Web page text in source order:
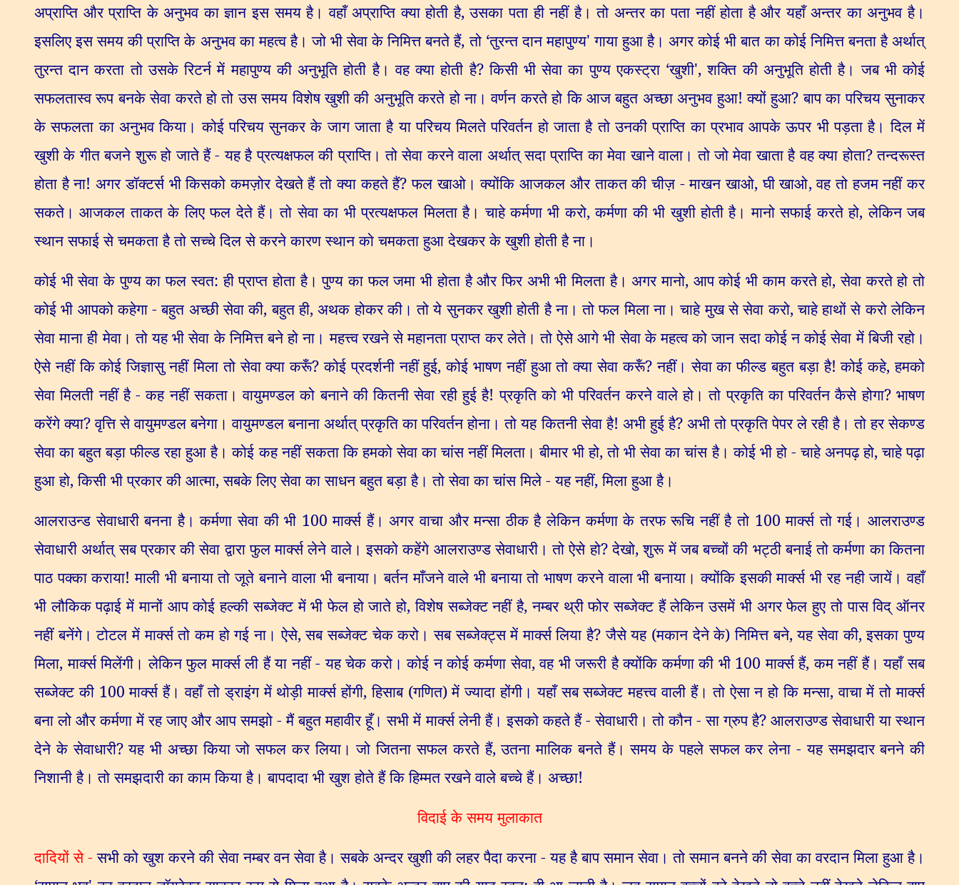
अप्राप्ति और प्राप्ति के अनुभव का ज्ञान इस समय है। वहाँ अप्राप्ति क्या होती है,उसका पता ही नहीं है। तो अन्तर का पता नहीं होता है और यहाँ अन्तर का अनुभव है।
इसलिए इस समय की प्राप्ति के अनुभव का महत्व है। जो भी सेवा के निमित्त बनते हैं,तो ‘तुरन्त दान महापुण्य'गाया हुआ है। अगर कोई भी बात का कोई निमित्त बनता है अर्थात्
तुरन्त दान करता तो उसके रिटर्न में महापुण्य की अनुभूति होती है। वह क्या होती है?किसी भी सेवा का पुण्य एकस्ट्रा ‘खुशी',शक्ति की अनुभूति होती है। जब भी कोई
सफलतास्व रूप बनके सेवा करते हो तो उस समय विशेष खुशी की अनुभूति करते हो ना। वर्णन करते हो कि आज बहुत अच्छा अनुभव हुआ! क्यों हुआ?बाप का परिचय सुनाकर
के सफलता का अनुभव किया। कोई परिचय सुनकर के जाग जाता है या परिचय मिलते परिवर्तन हो जाता है तो उनकी प्राप्ति का प्रभाव आपके ऊपर भी पड़ता है। दिल में
खुशी के गीत बजने शुरू हो जाते हैं - यह है प्रत्यक्षफल की प्राप्ति। तो सेवा करने वाला अर्थात् सदा प्राप्ति का मेवा खाने वाला। तो जो मेवा खाता है वह क्या होता?तन्दरूस्त
होता है ना! अगर डॉक्टर्स भी किसको कमज़ोर देखते हैं तो क्या कहते हैं?फल खाओ। क्योंकि आजकल और ताकत की चीज़ - माखन खाओ,घी खाओ,वह तो हजम नहीं कर
सकते। आजकल ताकत के लिए फल देते हैं। तो सेवा का भी प्रत्यक्षफल मिलता है। चाहे कर्मणा भी करो,कर्मणा की भी खुशी होती है। मानो सफाई करते हो,लेकिन जब
स्थान सफाई से चमकता है तो सच्चे दिल से करने कारण स्थान को चमकता हुआ देखकर के खुशी होती है ना।
कोई भी सेवा के पुण्य का फल स्वत: ही प्राप्त होता है। पुण्य का फल जमा भी होता है और फिर अभी भी मिलता है। अगर मानो, आप कोई भी काम करते हो,सेवा करते हो तो
कोई भी आपको कहेगा - बहुत अच्छी सेवा की,बहुत ही,अथक होकर की। तो ये सुनकर खुशी होती है ना। तो फल मिला ना। चाहे मुख से सेवा करो,चाहे हाथों से करो लेकिन
सेवा माना ही मेवा। तो यह भी सेवा के निमित्त बने हो ना। महत्त्व रखने से महानता प्राप्त कर लेते। तो ऐसे आगे भी सेवा के महत्व को जान सदा कोई न कोई सेवा में बिजी रहो।
ऐसे नहीं कि कोई जिज्ञासु नहीं मिला तो सेवा क्या करूँ?कोई प्रदर्शनी नहीं हुई,कोई भाषण नहीं हुआ तो क्या सेवा करूँ?नहीं। सेवा का फील्ड बहुत बड़ा है! कोई कहे,हमको
सेवा मिलती नहीं है - कह नहीं सकता। वायुमण्डल को बनाने की कितनी सेवा रही हुई है! प्रकृति को भी परिवर्तन करने वाले हो। तो प्रकृति का परिवर्तन कैसे होगा?भाषण
करेंगे क्या?वृत्ति से वायुमण्डल बनेगा। वायुमण्डल बनाना अर्थात् प्रकृति का परिवर्तन होना। तो यह कितनी सेवा है! अभी हुई है? अभी तो प्रकृति पेपर ले रही है। तो हर सेकण्ड
सेवा का बहुत बड़ा फील्ड रहा हुआ है। कोई कह नहीं सकता कि हमको सेवा का चांस नहीं मिलता। बीमार भी हो,तो भी सेवा का चांस है। कोई भी हो - चाहे अनपढ़ हो,चाहे पढ़ा
हुआ हो,किसी भी प्रकार की आत्मा,सबके लिए सेवा का साधन बहुत बड़ा है। तो सेवा का चांस मिले - यह नहीं,मिला हुआ है।
आलराउन्ड सेवाधारी बनना है। कर्मणा सेवा की भी 100 मार्क्स हैं। अगर वाचा और मन्सा ठीक है लेकिन कर्मणा के तरफ रूचि नहीं है तो 100 मार्क्स तो गई। आलराउण्ड
सेवाधारी अर्थात् सब प्रकार की सेवा द्वारा फुल मार्क्स लेने वाले। इसको कहेंगे आलराउण्ड सेवाधारी। तो ऐसे हो?देखो,शुरू में जब बच्चों की भट्ठी बनाई तो कर्मणा का कितना
पाठ पक्का कराया! माली भी बनाया तो जूते बनाने वाला भी बनाया। बर्तन माँजने वाले भी बनाया तो भाषण करने वाला भी बनाया। क्योंकि इसकी मार्क्स भी रह नही जायें। वहाँ
भी लौकिक पढ़ाई में मानों आप कोई हल्की सब्जेक्ट में भी फेल हो जाते हो,विशेष सब्जेक्ट नहीं है,नम्बर थ्री फोर सब्जेक्ट हैं लेकिन उसमें भी अगर फेल हुए तो पास विद् ऑनर
नहीं बनेंगे। टोटल में मार्क्स तो कम हो गई ना। ऐसे,सब सब्जेक्ट चेक करो। सब सब्जेक्ट्स में मार्क्स लिया है?जैसे यह (मकान देने के) निमित्त बने,यह सेवा की,इसका पुण्य
मिला,मार्क्स मिलेंगी। लेकिन फुल मार्क्स ली हैं या नहीं - यह चेक करो। कोई न कोई कर्मणा सेवा,वह भी जरूरी है क्योंकि कर्मणा की भी 100 मार्क्स हैं,कम नहीं हैं। यहाँ सब
सब्जेक्ट की 100 मार्क्स हैं। वहाँ तो ड्राइंग में थोड़ी मार्क्स होंगी,हिसाब (गणित) में ज्यादा होंगी। यहाँ सब सब्जेक्ट महत्त्व वाली हैं। तो ऐसा न हो कि मन्सा,वाचा में तो मार्क्स
बना लो और कर्मणा में रह जाए और आप समझो - मैं बहुत महावीर हूँ। सभी में मार्क्स लेनी हैं। इसको कहते हैं - सेवाधारी। तो कौन - सा ग्रुप है? आलराउण्ड सेवाधारी या स्थान
देने के सेवाधारी?यह भी अच्छा किया जो सफल कर लिया। जो जितना सफल करते हैं,उतना मालिक बनते हैं। समय के पहले सफल कर लेना - यह समझदार बनने की
निशानी है। तो समझदारी का काम किया है। बापदादा भी खुश होते हैं कि हिम्मत रखने वाले बच्चे हैं। अच्छा!
विदाई के समय मुलाकात
दादियों से -सभी को खुश करने की सेवा नम्बर वन सेवा है। सबके अन्दर खुशी की लहर पैदा करना - यह है बाप समान सेवा। तो समान बनने की सेवा का वरदान मिला हुआ है।